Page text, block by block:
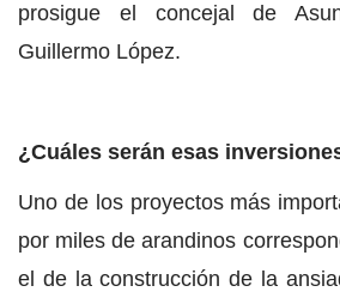
prosigue el concejal de
Guillermo López.
¿Cuáles serán esas
Uno de los proyectos más
por miles de arandinos
el de la construcción de la